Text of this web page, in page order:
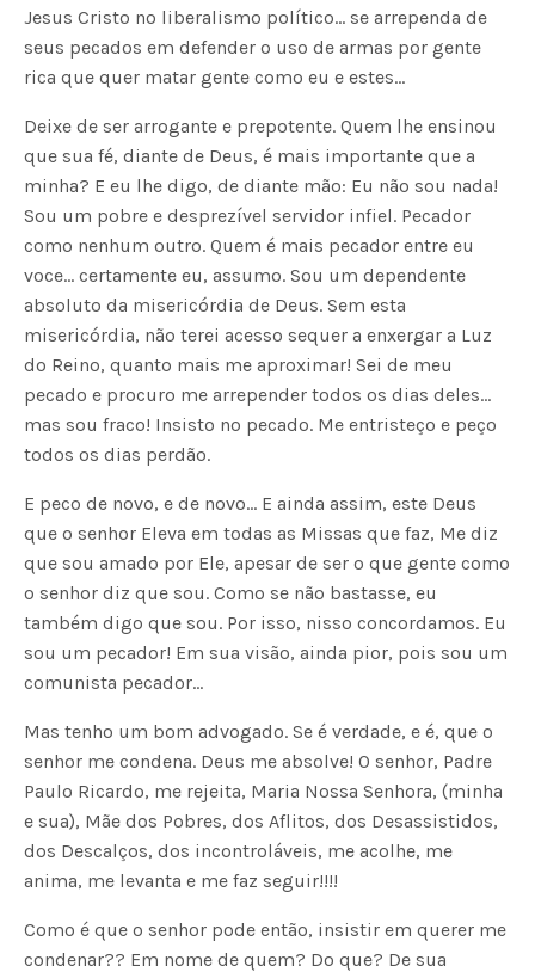
Jesus Cristo no liberalismo político… se arrependa de
seus pecados em defender o uso de armas por gente
rica que quer matar gente como eu e estes…
Deixe de ser arrogante e prepotente. Quem lhe ensinou
que sua fé, diante de Deus, é mais importante que a
minha? E eu lhe digo, de diante mão: Eu não sou nada!
Sou um pobre e desprezível servidor infiel. Pecador
como nenhum outro. Quem é mais pecador entre eu
voce… certamente eu, assumo. Sou um dependente
absoluto da misericórdia de Deus. Sem esta
misericórdia, não terei acesso sequer a enxergar a Luz
do Reino, quanto mais me aproximar! Sei de meu
pecado e procuro me arrepender todos os dias deles…
mas sou fraco! Insisto no pecado. Me entristeço e peço
todos os dias perdão.
E peco de novo, e de novo… E ainda assim, este Deus
que o senhor Eleva em todas as Missas que faz, Me diz
que sou amado por Ele, apesar de ser o que gente como
o senhor diz que sou. Como se não bastasse, eu
também digo que sou. Por isso, nisso concordamos. Eu
sou um pecador! Em sua visão, ainda pior, pois sou um
comunista pecador…
Mas tenho um bom advogado. Se é verdade, e é, que o
senhor me condena. Deus me absolve! O senhor, Padre
Paulo Ricardo, me rejeita, Maria Nossa Senhora, (minha
e sua), Mãe dos Pobres, dos Aflitos, dos Desassistidos,
dos Descalços, dos incontroláveis, me acolhe, me
anima, me levanta e me faz seguir!!!!
Como é que o senhor pode então, insistir em querer me
condenar?? Em nome de quem? Do que? De sua